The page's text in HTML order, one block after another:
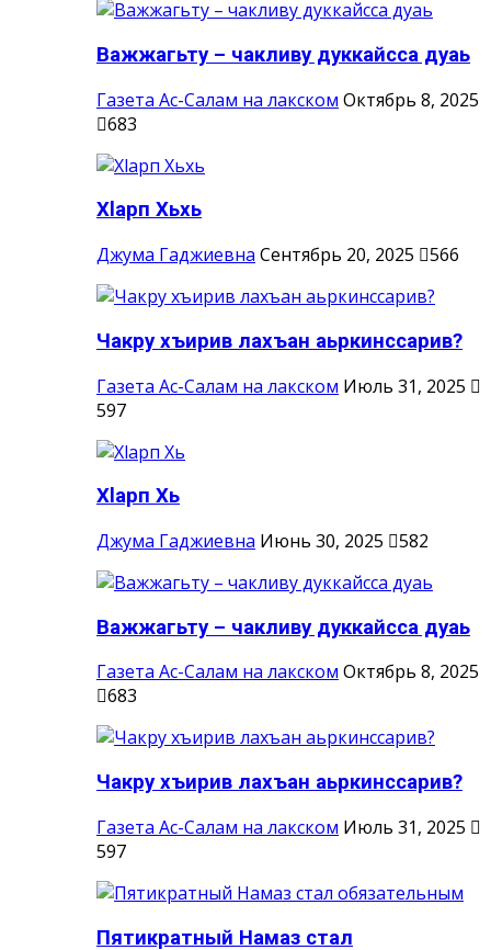
Важжагьту – чакливу дуккайсса дуаь
Газета Ас-Салам на лакском Октябрь 8, 2025
683
Хlарп Хьхь
Джума Гаджиевна Сентябрь 20, 2025 566
Чакру хъирив лахъан аьркинссарив?
Газета Ас-Салам на лакском Июль 31, 2025
597
Хlарп Хь
Джума Гаджиевна Июнь 30, 2025 582
Важжагьту – чакливу дуккайсса дуаь
Газета Ас-Салам на лакском Октябрь 8, 2025
683
Чакру хъирив лахъан аьркинссарив?
Газета Ас-Салам на лакском Июль 31, 2025
597
Пятикратный Намаз стал